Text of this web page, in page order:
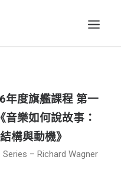
年度旗艦課程 第一
樂如何說故事：
構與動機》
– Richard Wagner